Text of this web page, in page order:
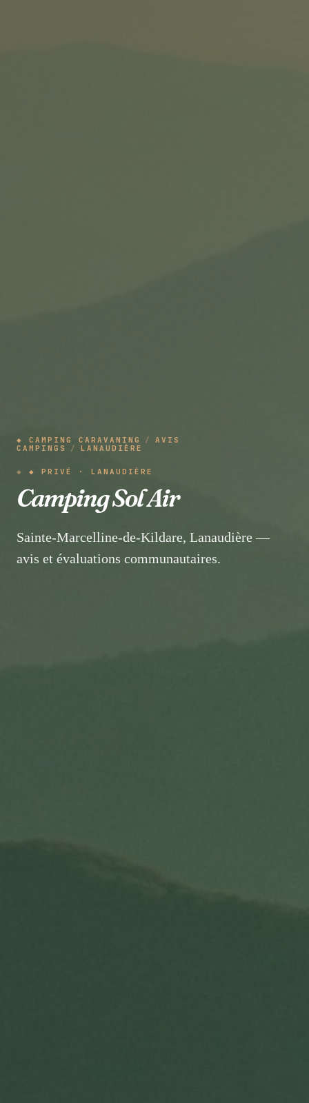
◆ CAMPING CARAVANING /
AVIS
CAMPINGS
/ LANAUDIÈRE
◆ PRIVÉ · LANAUDIÈRE
Camping Sol Air
Sainte-Marcelline-de-Kildare, Lanaudière —
avis et évaluations communautaires.